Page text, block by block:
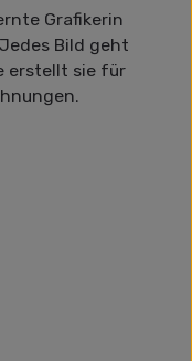
Grafikerin
Bild geht
erstellt sie für